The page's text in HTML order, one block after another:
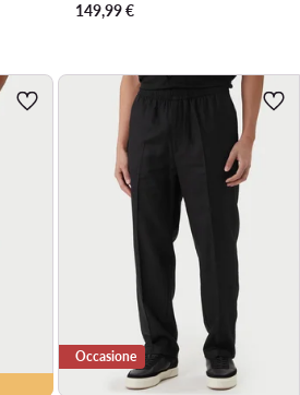
149,99€
Occasione